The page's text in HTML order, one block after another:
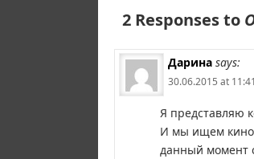
2 Responses to
Дарина says:
30.06.2015 at 11:41
Я представляю
И мы ищем кино
данный момент